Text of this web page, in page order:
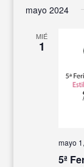
mayo 2024
MIÉ
1
5ª
mayo